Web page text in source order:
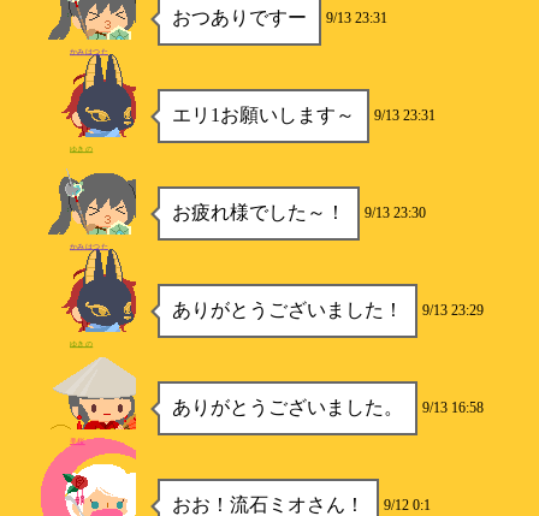
おつありですー 9/13 23:31
かみはつた
エリ1お願いします～ 9/13 23:31
ゆきの
お疲れ様でした～！ 9/13 23:30
かみはつた
ありがとうございました！ 9/13 23:29
ゆきの
ありがとうございました。 9/13 16:58
美桜
おお！流石ミオさん！ 9/12 0:1